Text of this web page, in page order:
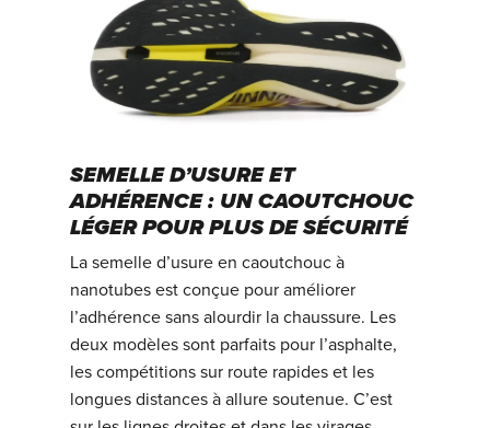
SEMELLE D’USURE ET
ADHÉRENCE : UN CAOUTCHOUC
LÉGER POUR PLUS DE SÉCURITÉ
La semelle d’usure en caoutchouc à
nanotubes est conçue pour améliorer
l’adhérence sans alourdir la chaussure. Les
deux modèles sont parfaits pour l’asphalte,
les compétitions sur route rapides et les
longues distances à allure soutenue. C’est